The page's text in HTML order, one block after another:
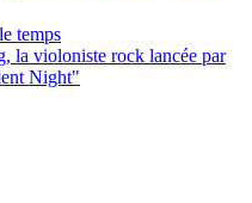
temps
la violoniste rock lancée par
Night"